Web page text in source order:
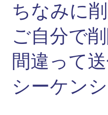
ちなみに
ご自分で
間違って
シーケン